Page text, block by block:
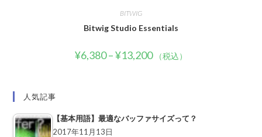
BITWIG
Bitwig Studio Essentials
¥6,380–¥13,200 （税込）
人気記事
【基本用語】最適なバッファサイズって？
2017年11月13日